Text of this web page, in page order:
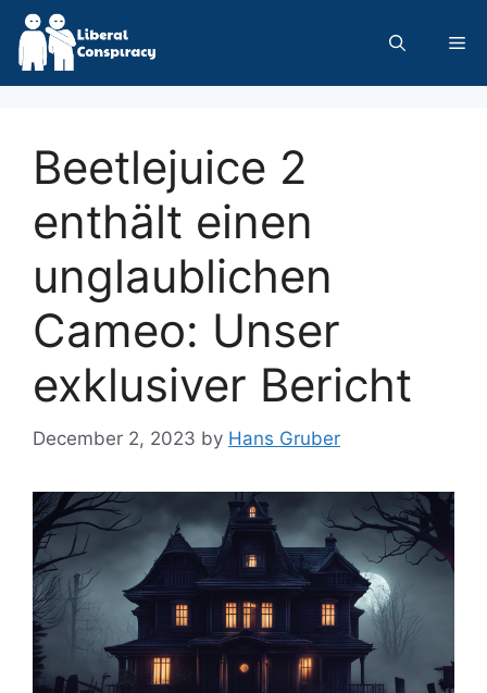
Skip
content
Beetlejuice 2
enthält einen
unglaublichen
Cameo: Unser
exklusiver Bericht
December 2, 2023 by Hans Gruber